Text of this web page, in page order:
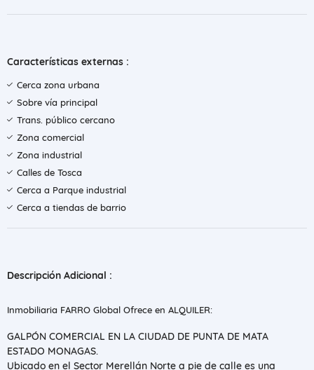
Características externas :
Cerca zona urbana
Sobre vía principal
Trans. público cercano
Zona comercial
Zona industrial
Calles de Tosca
Cerca a Parque industrial
Cerca a tiendas de barrio
Descripción Adicional :
​Inmobiliaria FARRO Global Ofrece en ALQUILER:
GALPÓN COMERCIAL EN LA CIUDAD DE PUNTA DE MATA
ESTADO MONAGAS.
​Ubicado en el Sector Merellán Norte a pie de calle es una